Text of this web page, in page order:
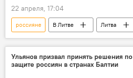
22 апреля, 17:04
россияне В Литве Литва
Сейм Литвы
белорусы
Ульянов призвал принять решения по
защите россиян в странах Балтии